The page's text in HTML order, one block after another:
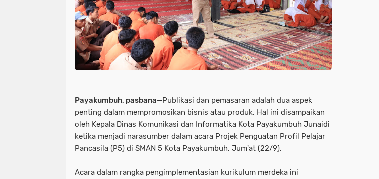
Payakumbuh, pasbana—Publikasi dan pemasaran adalah dua aspek
penting dalam mempromosikan bisnis atau produk. Hal ini disampaikan
oleh Kepala Dinas Komunikasi dan Informatika Kota Payakumbuh Junaidi
ketika menjadi narasumber dalam acara Projek Penguatan Profil Pelajar
Pancasila (P5) di SMAN 5 Kota Payakumbuh, Jum'at (22/9).
Acara dalam rangka pengimplementasian kurikulum merdeka ini